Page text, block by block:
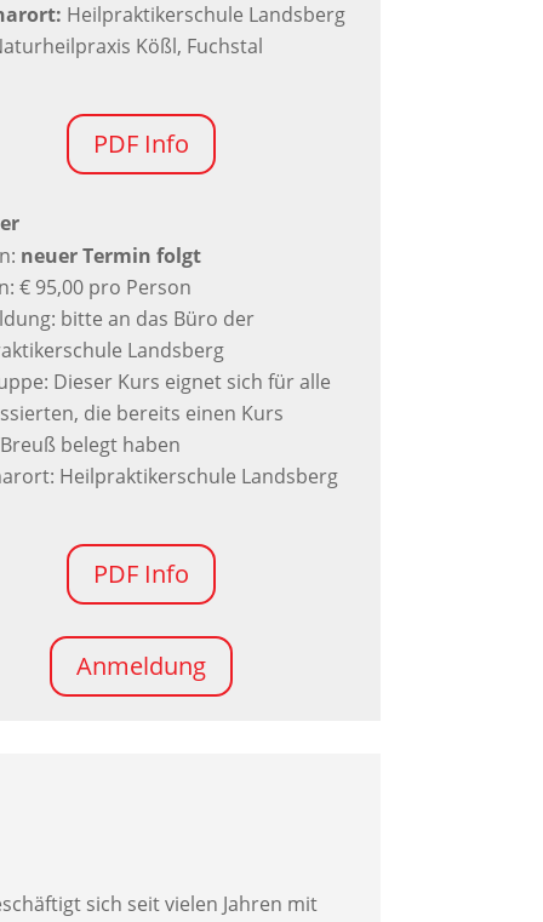
Heilpraktikerschule Landsberg
Kößl, Fuchstal
PDF Info
neuer Termin folgt
€ 95,00 pro Person
bitte an das Büro der
Landsberg
Dieser Kurs eignet sich für alle
die bereits einen Kurs
belegt haben
Heilpraktikerschule Landsberg
PDF Info
Anmeldung
sich seit vielen Jahren mit